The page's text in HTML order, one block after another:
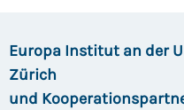
Europa Institut an der
Zürich
und